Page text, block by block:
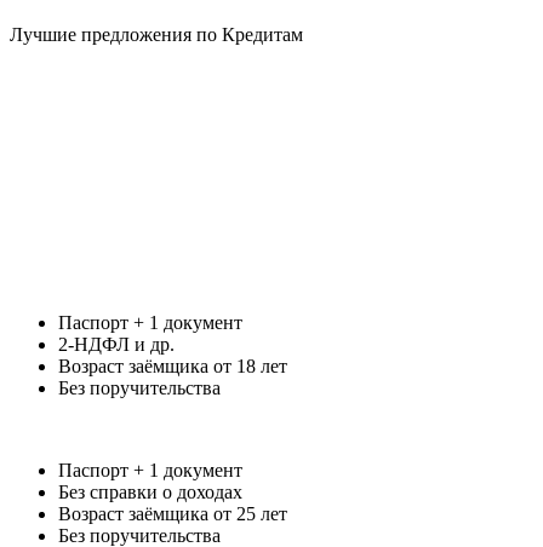
Лучшие предложения по Кредитам
Паспорт + 1 документ
2-НДФЛ и др.
Возраст заёмщика от 18 лет
Без поручительства
Паспорт + 1 документ
Без справки о доходах
Возраст заёмщика от 25 лет
Без поручительства